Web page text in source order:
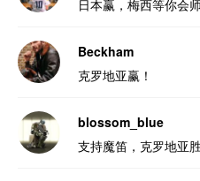
日本赢，梅西等你会
Beckham
克罗地亚赢！
blossom_blue
支持魔笛，克罗地亚